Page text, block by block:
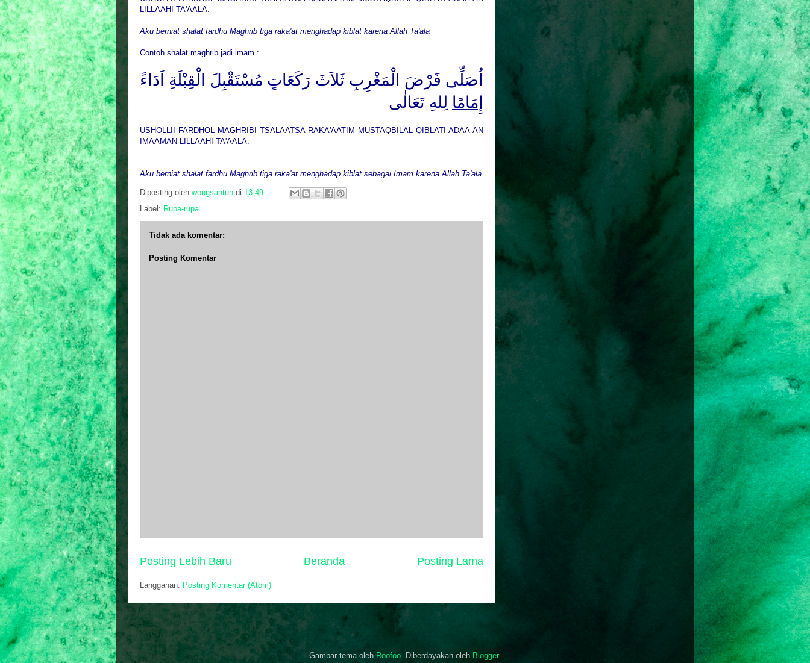
LILLAAHI TA'AALA.
Aku berniat shalat fardhu Maghrib tiga raka'at menghadap kiblat karena Allah Ta'ala
Contoh shalat maghrib jadi imam :
اُصَلِّى فَرْضَ الْمَغْرِبِ ثَلاَثَ رَكَعَاتٍ مُسْتَقْبِلَ الْقِبْلَةِ اَدَاءً
إِمَامًا لِلهِ تَعَالٰى
USHOLLII FARDHOL MAGHRIBI TSALAATSA RAKA'AATIM MUSTAQBILAL QIBLATI ADAA-AN
IMAAMAN LILLAAHI TA'AALA.
Aku berniat shalat fardhu Maghrib tiga raka'at menghadap kiblat sebagai Imam karena Allah Ta'ala
Diposting oleh wongsantun di 13.49
Label: Rupa-rupa
Tidak ada komentar:
Posting Komentar
Posting Lebih Baru Posting Lama
Beranda
Langganan: Posting Komentar (Atom)
Gambar tema oleh Roofoo . Diberdayakan oleh Blogger.